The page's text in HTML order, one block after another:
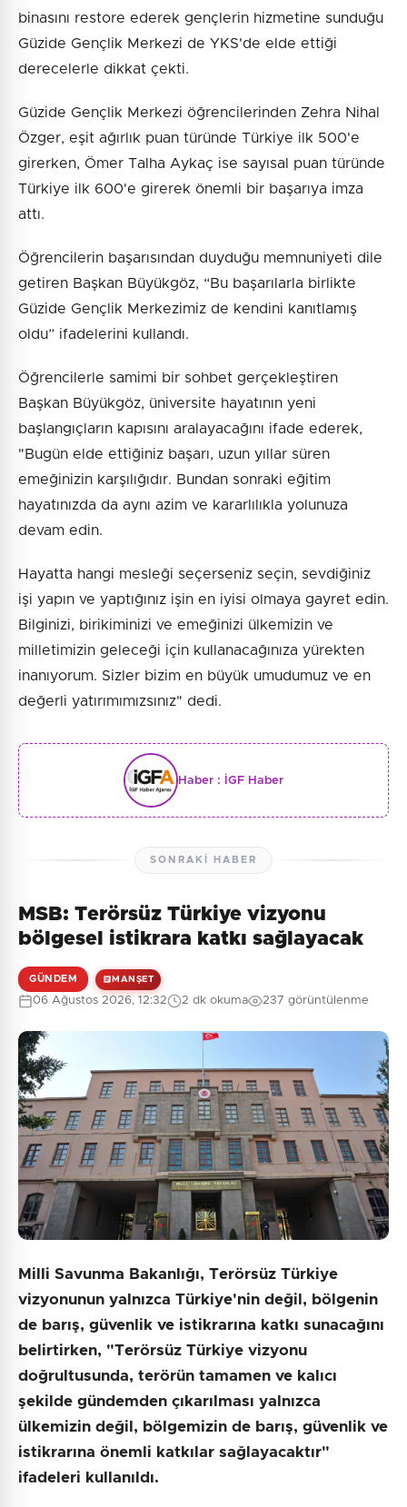
binasını restore ederek gençlerin hizmetine sunduğu
Güzide Gençlik Merkezi de YKS'de elde ettiği
derecelerle dikkat çekti.
Güzide Gençlik Merkezi öğrencilerinden Zehra Nihal
Özger, eşit ağırlık puan türünde Türkiye ilk 500'e
girerken, Ömer Talha Aykaç ise sayısal puan türünde
Türkiye ilk 600'e girerek önemli bir başarıya imza
attı.
Öğrencilerin başarısından duyduğu memnuniyeti dile
getiren Başkan Büyükgöz, “Bu başarılarla birlikte
Güzide Gençlik Merkezimiz de kendini kanıtlamış
oldu” ifadelerini kullandı.
Öğrencilerle samimi bir sohbet gerçekleştiren
Başkan Büyükgöz, üniversite hayatının yeni
başlangıçların kapısını aralayacağını ifade ederek,
"Bugün elde ettiğiniz başarı, uzun yıllar süren
emeğinizin karşılığıdır. Bundan sonraki eğitim
hayatınızda da aynı azim ve kararlılıkla yolunuza
devam edin.
Hayatta hangi mesleği seçerseniz seçin, sevdiğiniz
işi yapın ve yaptığınız işin en iyisi olmaya gayret edin.
Bilginizi, birikiminizi ve emeğinizi ülkemizin ve
milletimizin geleceği için kullanacağınıza yürekten
inanıyorum. Sizler bizim en büyük umudumuz ve en
değerli yatırımımızsınız" dedi.
Haber : İGF Haber
SONRAKI HABER
MSB: Terörsüz Türkiye vizyonu
bölgesel istikrara katkı sağlayacak
GÜNDEM MANŞET
06 Ağustos 2026, 12:32 2 dk okuma 237 görüntülenme
Milli Savunma Bakanlığı, Terörsüz Türkiye
vizyonunun yalnızca Türkiye'nin değil, bölgenin
de barış, güvenlik ve istikrarına katkı sunacağını
belirtirken, "Terörsüz Türkiye vizyonu
doğrultusunda, terörün tamamen ve kalıcı
şekilde gündemden çıkarılması yalnızca
ülkemizin değil, bölgemizin de barış, güvenlik ve
istikrarına önemli katkılar sağlayacaktır"
ifadeleri kullanıldı.